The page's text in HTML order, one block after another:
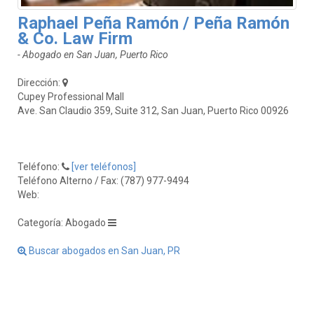
Raphael Peña Ramón / Peña Ramón
& Co. Law Firm
- Abogado en San Juan, Puerto Rico
Dirección:
Cupey Professional Mall
Ave. San Claudio 359, Suite 312, San Juan, Puerto Rico 00926
Teléfono:
[ver teléfonos]
Teléfono Alterno / Fax: (787) 977-9494
Web:
Categoría: Abogado
Buscar abogados en San Juan, PR